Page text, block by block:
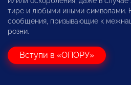
тире и любыми иными символами.
сообщения, призывающие к
розни.
Вступи в «ОПОРУ»